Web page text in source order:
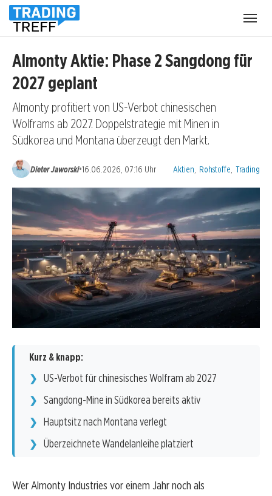
Almonty Aktie: Phase 2 Sangdong für
2027 geplant
Almonty profitiert von US-Verbot chinesischen
Wolframs ab 2027. Doppelstrategie mit Minen in
Südkorea und Montana überzeugt den Markt.
Dieter Jaworski•16.06.2026, 07:16 Uhr Kategorien:
Aktien Rohstoffe Trading
Kurz & knapp:
US-Verbot für chinesisches Wolfram ab 2027
Sangdong-Mine in Südkorea bereits aktiv
Hauptsitz nach Montana verlegt
Überzeichnete Wandelanleihe platziert
Wer Almonty Industries vor einem Jahr noch als